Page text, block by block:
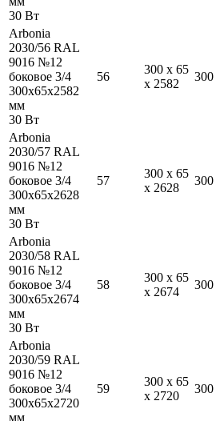
30 Вт
Arbonia
2030/56 RAL
9016 №12
боковое 3/4
300x65x2582
мм
30 Вт
56
300 x 65
x 2582
300
Arbonia
2030/57 RAL
9016 №12
боковое 3/4
300x65x2628
мм
30 Вт
57
300 x 65
x 2628
300
Arbonia
2030/58 RAL
9016 №12
боковое 3/4
300x65x2674
мм
30 Вт
58
300 x 65
x 2674
300
Arbonia
2030/59 RAL
9016 №12
боковое 3/4
300x65x2720
мм
59
300 x 65
x 2720
300